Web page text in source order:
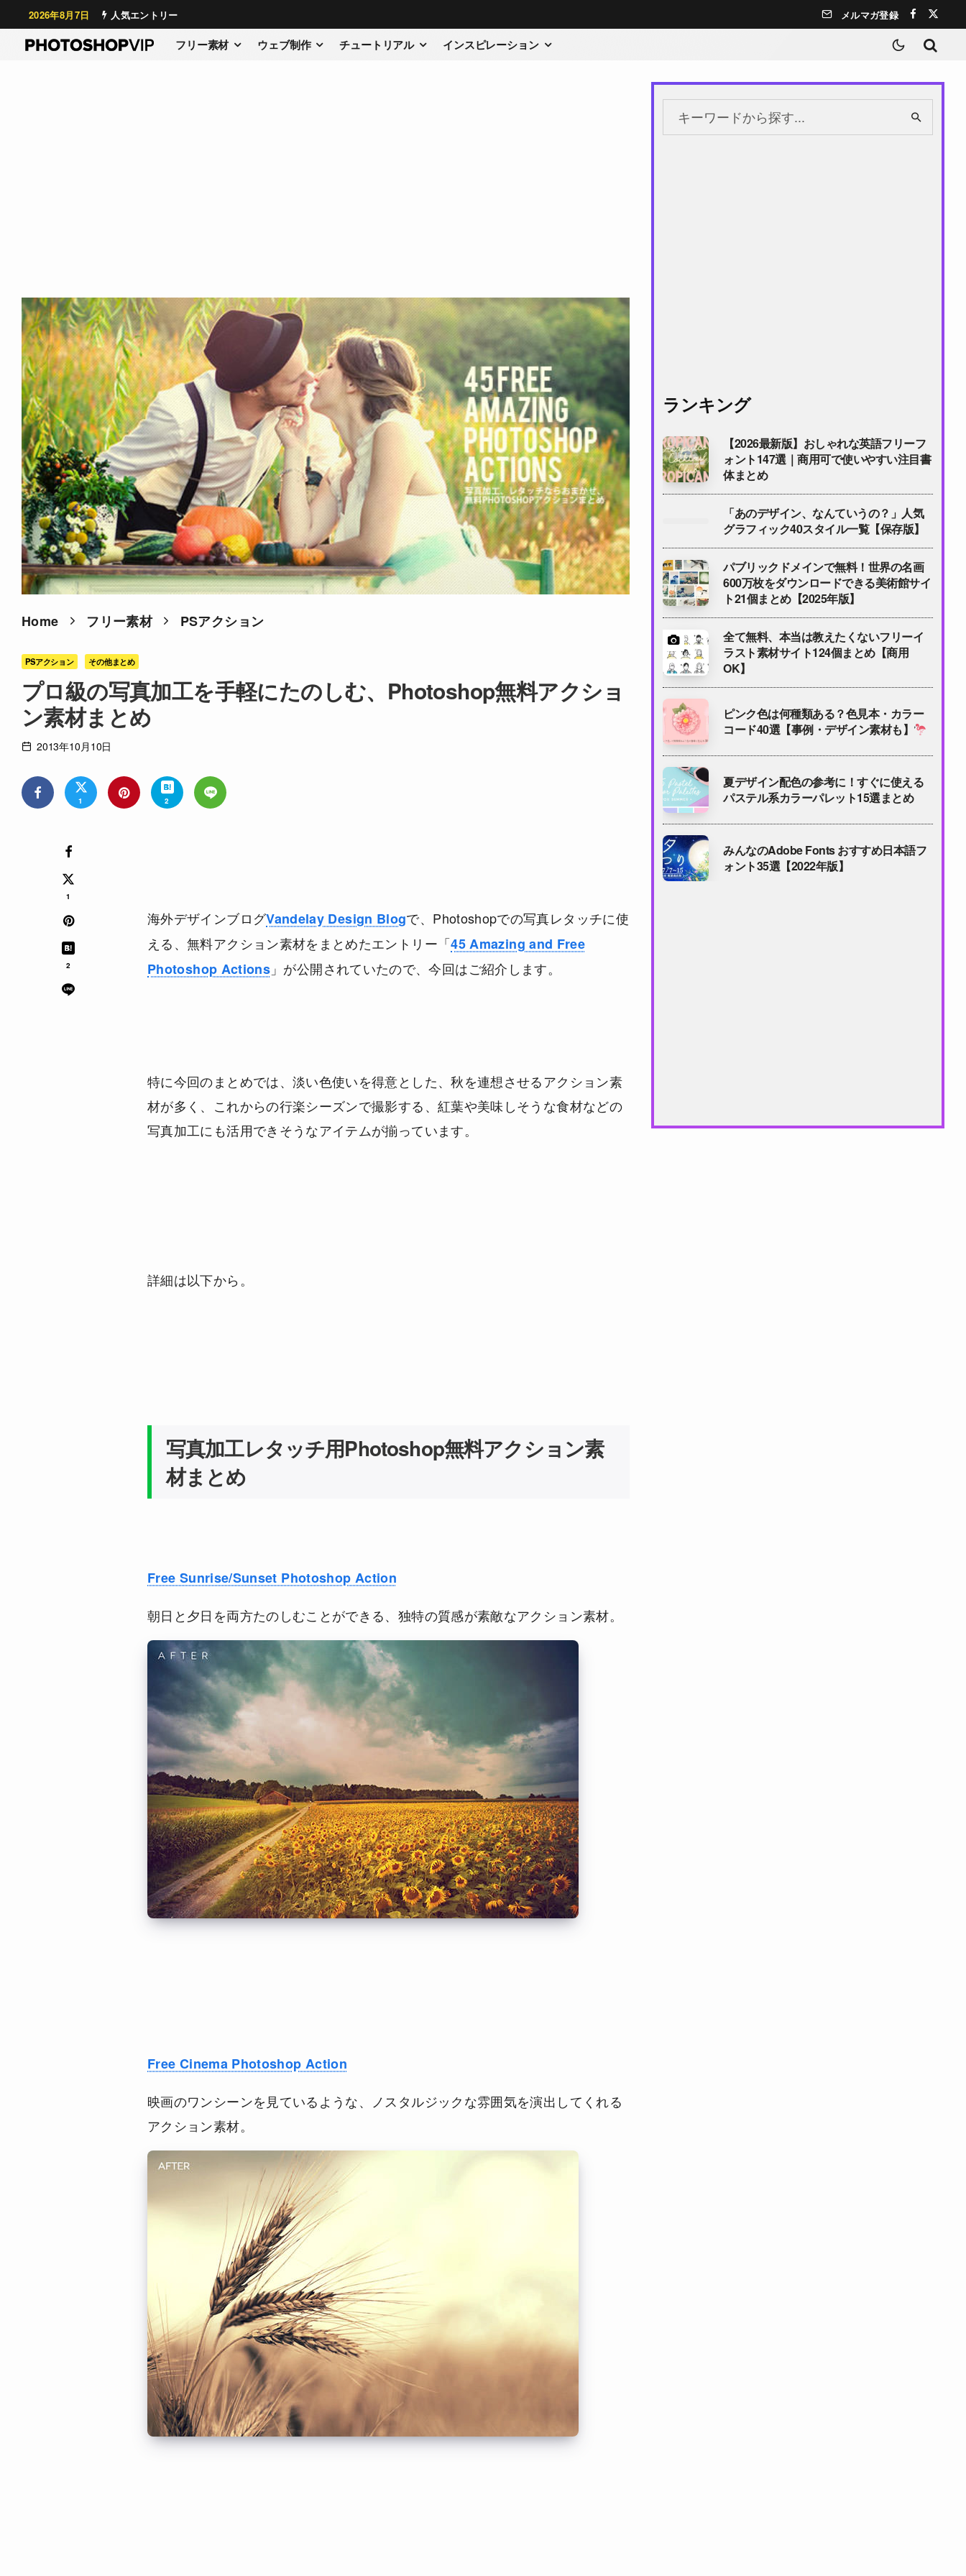
2026年8月7日 人気エントリー メルマガ登録
フリー素材 ウェブ制作 チュートリアル インスピレーション
Home フリー素材 PSアクション
PSアクション その他まとめ
プロ級の写真加工を手軽にたのしむ、Photoshop無料アクショ
ン素材まとめ
2013年10月10日
1 2
1
2
海外デザインブログVandelay Design Blogで、Photoshopでの写真レタッチに使
える、無料アクション素材をまとめたエントリー「45 Amazing and Free
Photoshop Actions 」が公開されていたので、今回はご紹介します。
特に今回のまとめでは、淡い色使いを得意とした、秋を連想させるアクション素
材が多く、これからの行楽シーズンで撮影する、紅葉や美味しそうな食材などの
写真加工にも活用できそうなアイテムが揃っています。
詳細は以下から。
写真加工レタッチ用Photoshop無料アクション素
材まとめ
Free Sunrise/Sunset Photoshop Action
朝日と夕日を両方たのしむことができる、独特の質感が素敵なアクション素材。
Free Cinema Photoshop Action
映画のワンシーンを見ているような、ノスタルジックな雰囲気を演出してくれる
アクション素材。
ランキング
【2026最新版】おしゃれな英語フリーフ
ォント147選｜商用可で使いやすい注目書
体まとめ
「あのデザイン、なんていうの？」人気
グラフィック40スタイル一覧【保存版】
パブリックドメインで無料！世界の名画
600万枚をダウンロードできる美術館サイ
ト21個まとめ【2025年版】
全て無料、本当は教えたくないフリーイ
ラスト素材サイト124個まとめ【商用
OK】
ピンク色は何種類ある？色見本・カラー
コード40選【事例・デザイン素材も】
夏デザイン配色の参考に！すぐに使える
パステル系カラーパレット15選まとめ
みんなのAdobe Fonts おすすめ日本語フ
ォント35選【2022年版】